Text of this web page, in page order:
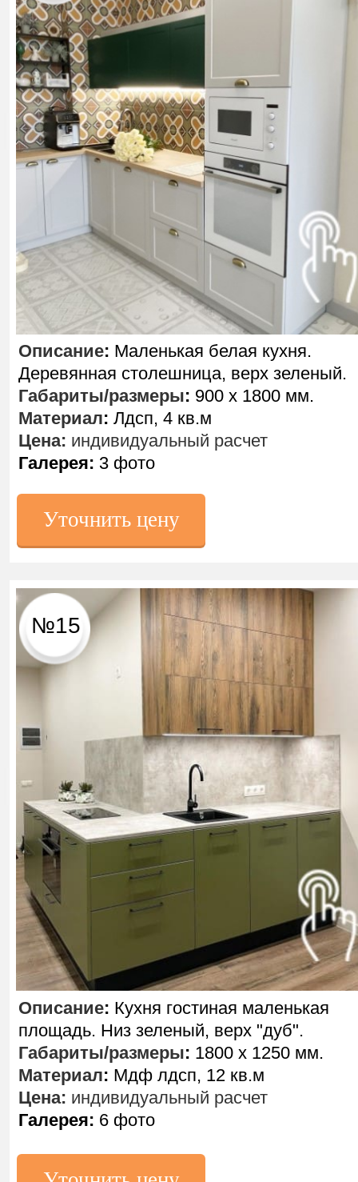
Описание: Кухня гостиная маленькая
площадь. Низ зеленый, верх "дуб".
Габариты/размеры: 1800 х 1250 мм.
Материал: Мдф лдсп, 12 кв.м
Цена: индивидуальный расчет
Галерея: 6 фото
Описание: Маленькая белая кухня.
Деревянная столешница, верх зеленый.
Габариты/размеры: 900 х 1800 мм.
Материал: Лдсп, 4 кв.м
Цена: индивидуальный расчет
Галерея: 3 фото
Уточнить цену
№15